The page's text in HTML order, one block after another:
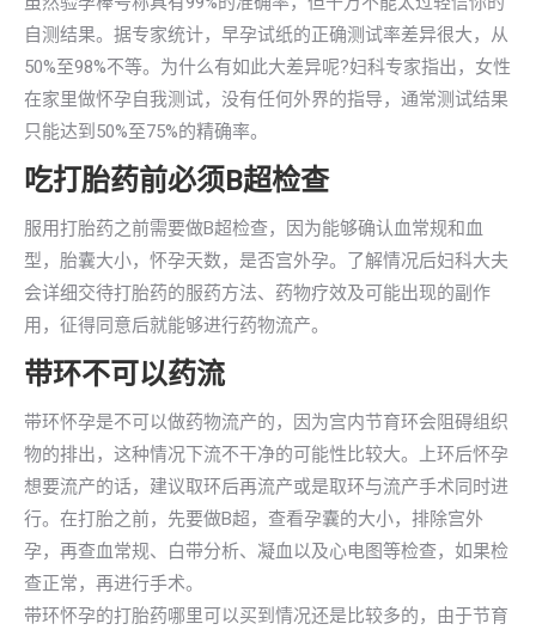
自测结果。据专家统计，早孕试纸的正确测试率差异很大，从
50%至98%不等。为什么有如此大差异呢?妇科专家指出，女性
在家里做怀孕自我测试，没有任何外界的指导，通常测试结果
只能达到50%至75%的精确率。
吃打胎药前必须B超检查
服用打胎药之前需要做B超检查，因为能够确认血常规和血
型，胎囊大小，怀孕天数，是否宫外孕。了解情况后妇科大夫
会详细交待打胎药的服药方法、药物疗效及可能出现的副作
用，征得同意后就能够进行药物流产。
带环不可以药流
带环怀孕是不可以做药物流产的，因为宫内节育环会阻碍组织
物的排出，这种情况下流不干净的可能性比较大。上环后怀孕
想要流产的话，建议取环后再流产或是取环与流产手术同时进
行。在打胎之前，先要做B超，查看孕囊的大小，排除宫外
孕，再查血常规、白带分析、凝血以及心电图等检查，如果检
查正常，再进行手术。
带环怀孕的打胎药哪里可以买到情况还是比较多的，由于节育